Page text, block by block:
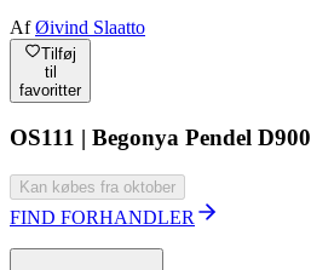
AfØivind Slaatto
Tilføj
til
favoritter
OS111 | Begonya Pendel D900
Kan købes fra oktober
FIND FORHANDLER